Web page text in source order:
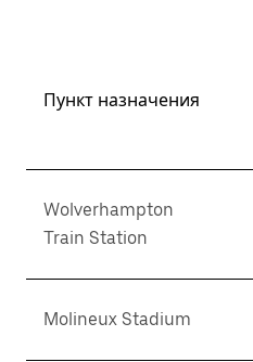
Пункт назначения
Wolverhampton
Train Station
Molineux Stadium